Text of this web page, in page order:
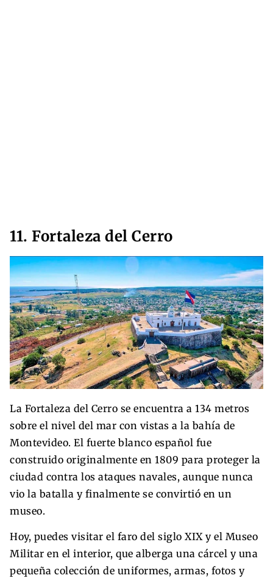
11. Fortaleza del Cerro
La Fortaleza del Cerro se encuentra a 134 metros
sobre el nivel del mar con vistas a la bahía de
Montevideo. El fuerte blanco español fue
construido originalmente en 1809 para proteger la
ciudad contra los ataques navales, aunque nunca
vio la batalla y finalmente se convirtió en un
museo.
Hoy, puedes visitar el faro del siglo XIX y el Museo
Militar en el interior, que alberga una cárcel y una
pequeña colección de uniformes, armas, fotos y